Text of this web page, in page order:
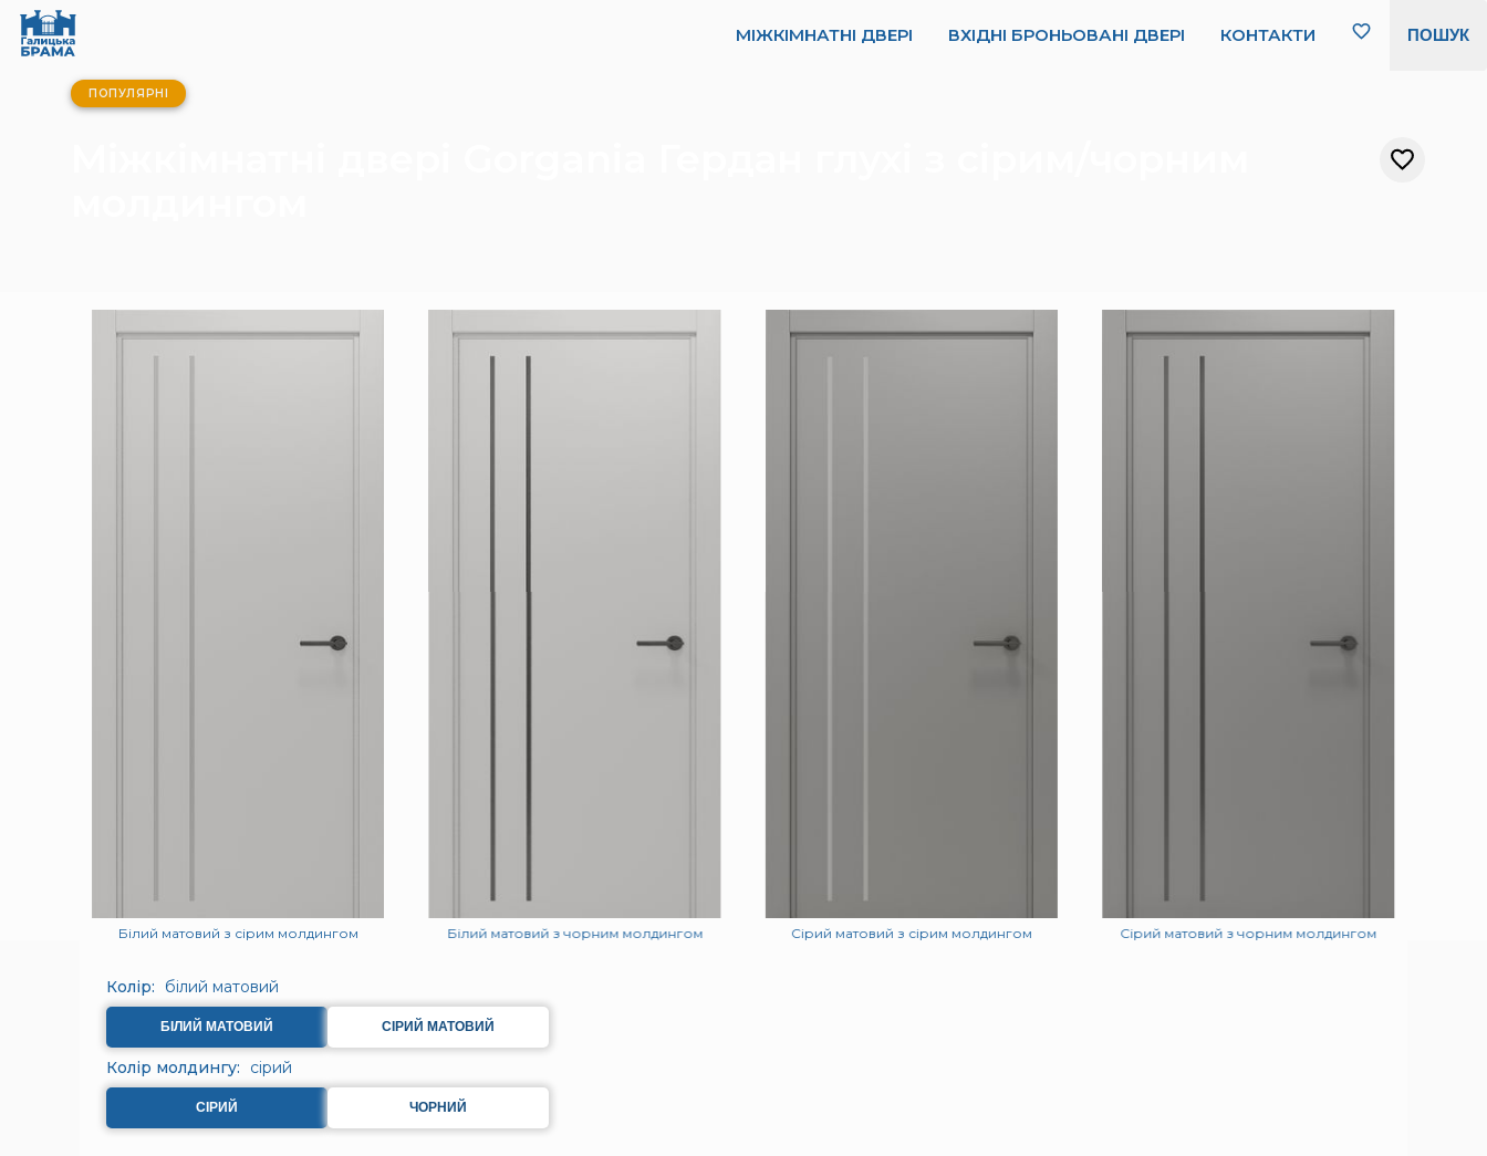
МІЖКІМНАТНІ ДВЕРІ ВХІДНІ БРОНЬОВАНІ ДВЕРІ КОНТАКТИ ПОШУК
ПОПУЛЯРНІ
Білий матовий з сірим молдингом Білий матовий з чорним молдингом Сірий матовий з сірим молдингом Сірий матовий з чорним молдингом
Колір: білий матовий
БІЛИЙ МАТОВИЙ СІРИЙ МАТОВИЙ
Колір молдингу: сірий
СІРИЙ ЧОРНИЙ